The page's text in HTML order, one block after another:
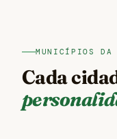
MUNICÍPIOS DA
Cada